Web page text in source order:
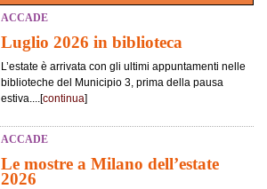
ACCADE
Luglio 2026 in biblioteca
L’estate è arrivata con gli ultimi appuntamenti nelle
biblioteche del Municipio 3, prima della pausa
estiva....[continua]
ACCADE
Le mostre a Milano dell’estate
2026